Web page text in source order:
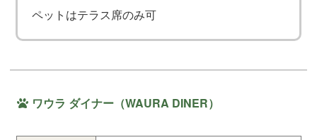
ペットはテラス席のみ可
ワウラ ダイナー（WAURA DINER）